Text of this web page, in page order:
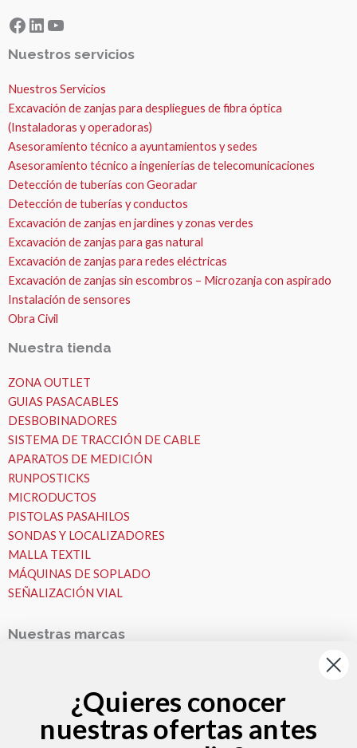
Facebook
LinkedIn
YouTube
Nuestros servicios
Nuestros Servicios
Excavación de zanjas para despliegues de fibra óptica
(Instaladoras y operadoras)
Asesoramiento técnico a ayuntamientos y sedes
Asesoramiento técnico a ingenierías de telecomunicaciones
Detección de tuberías con Georadar
Detección de tuberías y conductos
Excavación de zanjas en jardines y zonas verdes
Excavación de zanjas para gas natural
Excavación de zanjas para redes eléctricas
Excavación de zanjas sin escombros – Microzanja con aspirado
Instalación de sensores
Obra Civil
Nuestra tienda
ZONA OUTLET
GUIAS PASACABLES
DESBOBINADORES
SISTEMA DE TRACCIÓN DE CABLE
APARATOS DE MEDICIÓN
RUNPOSTICKS
MICRODUCTOS
PISTOLAS PASAHILOS
SONDAS Y LOCALIZADORES
MALLA TEXTIL
MÁQUINAS DE SOPLADO
SEÑALIZACIÓN VIAL
Nuestras marcas
VESALA
¿Quieres conocer
nuestras ofertas antes